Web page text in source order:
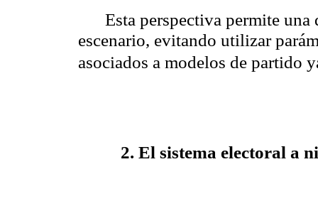
Esta perspectiva permite
escenario, evitando utilizar
asociados a modelos de partido
2. El sistema electoral a